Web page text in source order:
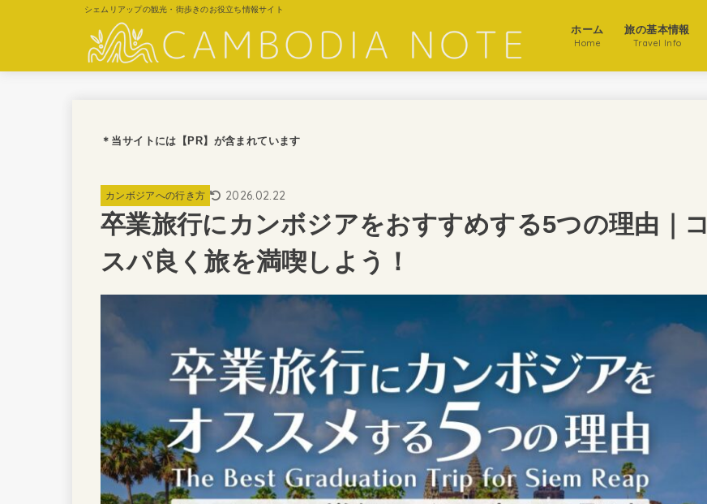
シェムリアップの観光・街歩きのお役立ち情報サイト
ホーム
Home
旅の基本情報
Travel Info
＊当サイトには【PR】が含まれています
カンボジアへの行き方 2026.02.22
卒業旅行にカンボジアをおすすめする5つの理由｜コ
スパ良く旅を満喫しよう！